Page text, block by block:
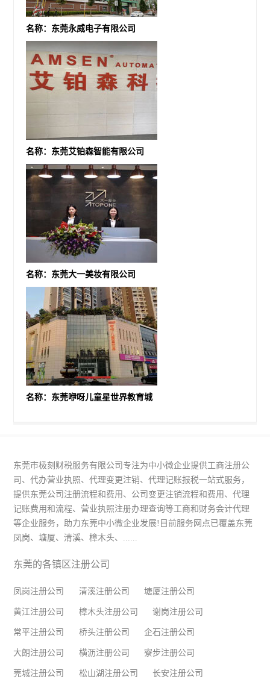
名称：东莞永威电子有限公司
名称：东莞艾铂森智能有限公司
名称：东莞大一美妆有限公司
名称：东莞咿呀儿童星世界教育城
东莞市极刻财税服务有限公司专注为中小微企业提供工商注册公
司、代办营业执照、代理变更注销、代理记账报税一站式服务，
提供东莞公司注册流程和费用、公司变更注销流程和费用、代理
记账费用和流程、营业执照注册办理查询等工商和财务会计代理
等企业服务，助力东莞中小微企业发展!目前服务网点已覆盖东莞
凤岗、塘厦、清溪、樟木头、......
东莞的各镇区注册公司
凤岗注册公司 清溪注册公司 塘厦注册公司
黄江注册公司 樟木头注册公司 谢岗注册公司
常平注册公司 桥头注册公司 企石注册公司
大朗注册公司 横沥注册公司 寮步注册公司
莞城注册公司 松山湖注册公司 长安注册公司